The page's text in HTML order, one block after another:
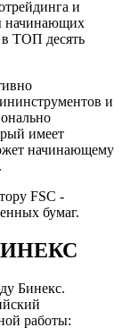
и
начинающих
в ТОП десять
и
имеет
начинающему
FSC -
бумаг.
Бинекс.
работы: